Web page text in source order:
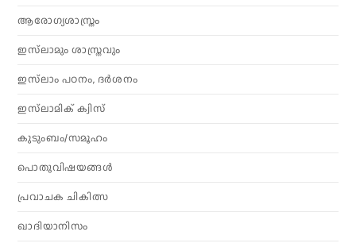
ആരോഗ്യശാസ്ത്രം
ഇസ്‌ലാമും ശാസ്ത്രവും
ഇസ്‌ലാം പഠനം, ദർശനം
ഇസ്‌ലാമിക് ക്വിസ്
കുടുംബം/സമൂഹം
പൊതുവിഷയങ്ങൾ
പ്രവാചക ചികിത്സ
ഖാദിയാനിസം